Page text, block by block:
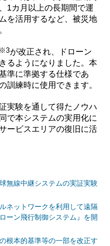
1カ月以上の長期間で運
を活用するなど、被災地
※3が改正され、ドローン
るようになりました。本
準に準拠する仕様であ
訓練時に使用できます。
実験を通して得たノウハ
で本システムの実用化に
ービスエリアの復旧に活
無線中継システムの実証実験
ネットワークを利用して遠隔
ーン飛行制御システム』を開
根本的基準等の一部を改正す